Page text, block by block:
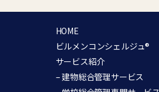
HOME
ビルメンコンシェルジュ®︎
サービス紹介
– 建物総合管理サービス